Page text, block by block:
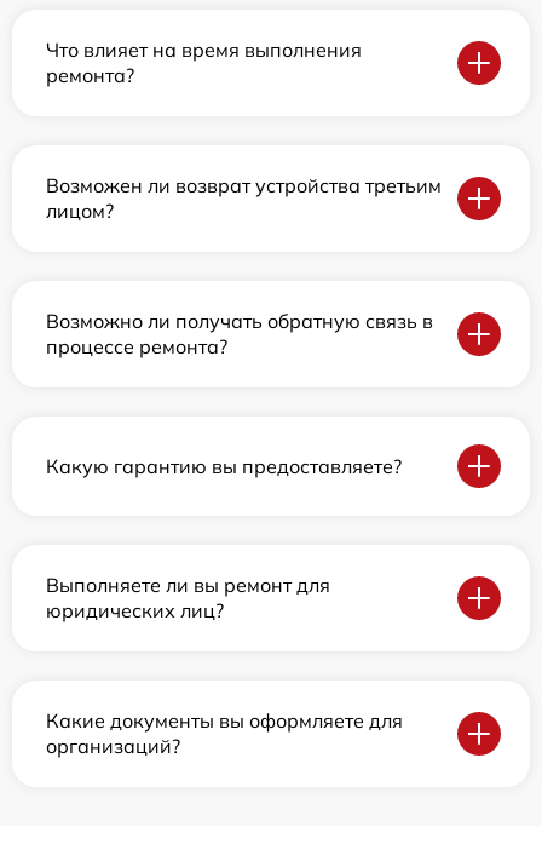
Что влияет на время выполнения
ремонта?
Возможен ли возврат устройства третьим
лицом?
Возможно ли получать обратную связь в
процессе ремонта?
Какую гарантию вы предоставляете?
Выполняете ли вы ремонт для
юридических лиц?
Какие документы вы оформляете для
организаций?